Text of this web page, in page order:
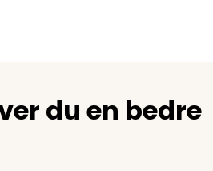
du en bedre